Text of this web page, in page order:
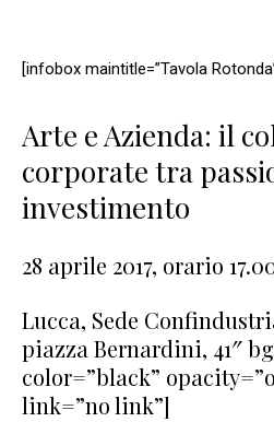
[infobox maintitle=”Tavola
Arte e Azienda: il
corporate tra
investimento
28 aprile 2017, orario
Lucca, Sede
piazza Bernardini, 41″
color=”black”
link=”no link”]